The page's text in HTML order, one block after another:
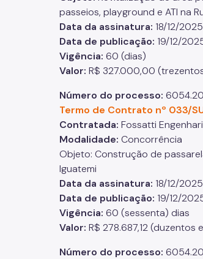
passeios, playground e ATI na
Data da assinatura: 18/12/2025
Data de publicação: 19/12/
Vigência: 60 (dias)
Valor: R$ 327.000,00
Número do processo:
Termo de Contrato nº 033/
Contratada: Fossatti
Modalidade: Concorrência
Objeto: Construção de
Iguatemi
Data da assinatura: 18/12/2025
Data de publicação: 19/12/
Vigência: 60 (sessenta) dias
Valor: R$ 278.687,12
Número do processo: